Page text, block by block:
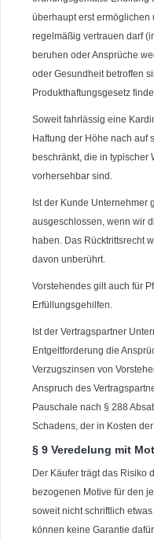
überhaupt erst ermöglichen
regelmäßig vertrauen darf
beruhen oder Ansprüche
oder Gesundheit betroffen
Produkthaftungsgesetz
Soweit fahrlässig eine
Haftung der Höhe nach auf
beschränkt, die in typischer
vorhersehbar sind.
Ist der Kunde Unternehmer
ausgeschlossen, wenn wir
haben. Das Rücktrittsrecht
davon unberührt.
Vorstehendes gilt auch für
Erfüllungsgehilfen.
Ist der Vertragspartner
Entgeltforderung die
Verzugszinsen von
Anspruch des
Pauschale nach § 288
Schadens, der in Kosten
§ 9 Veredelung mit
Der Käufer trägt das Risiko
bezogenen Motive für den
soweit nicht schriftlich
können keine Garantie